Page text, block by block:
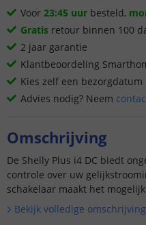
Voor 23:45 uur besteld,
Gratis retour binnen 100
2 jaar garantie
Klantbeoordeling
Kies zelf een
Advies nodig? Neem
Omschrijving
De Shelly Plus i4 DC biedt
controle over uw
schakelaar maakt het
scènes te bedienen met één
spraakopdracht, perfec...
Bekijk volledige omschrijving